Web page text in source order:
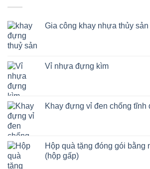
Gia công khay nhựa thủy sản
Vỉ nhựa đựng kìm
Khay đựng vỉ đen chống tĩnh
Hộp quà tặng đóng gói bằng
(hộp gấp)